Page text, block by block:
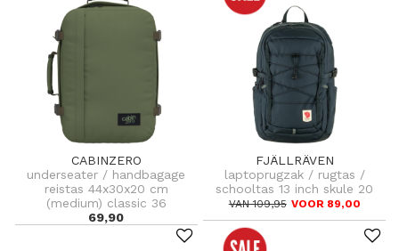
CABINZERO
underseater / handbagage
reistas 44x30x20 cm
(medium) classic 36
69,90
FJÄLLRÄVEN
laptoprugzak / rugtas /
schooltas 13 inch skule 20
VAN 109,95 VOOR 89,00